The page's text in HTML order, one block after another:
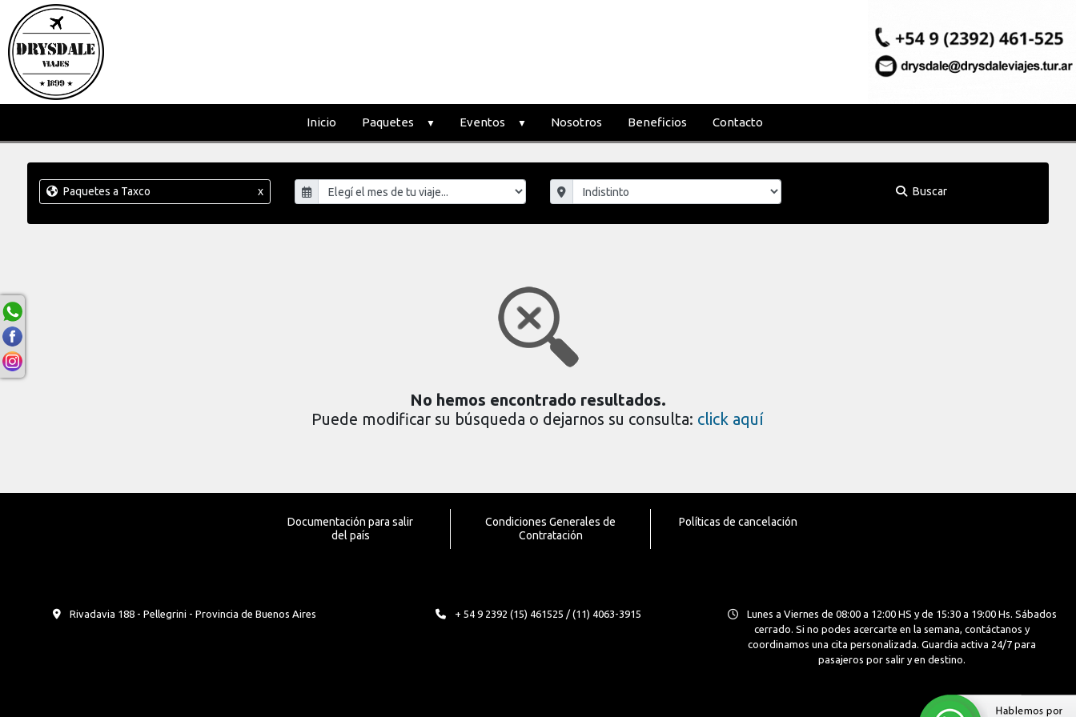
Inicio Paquetes Eventos Nosotros Beneficios Contacto
Paquetes a Taxco x Buscar
No hemos encontrado resultados.
Puede modificar su búsqueda o dejarnos su consulta: click aquí
Documentación para salir
del país
Condiciones Generales de
Contratación
Políticas de cancelación
Rivadavia 188 - Pellegrini - Provincia de Buenos Aires + 54 9 2392 (15) 461525 / (11) 4063-3915
Lunes a Viernes de 08:00 a 12:00 HS y de 15:30 a 19:00 Hs. Sábados
cerrado. Si no podes acercarte en la semana, contáctanos y
coordinamos una cita personalizada. Guardia activa 24/7 para
pasajeros por salir y en destino.